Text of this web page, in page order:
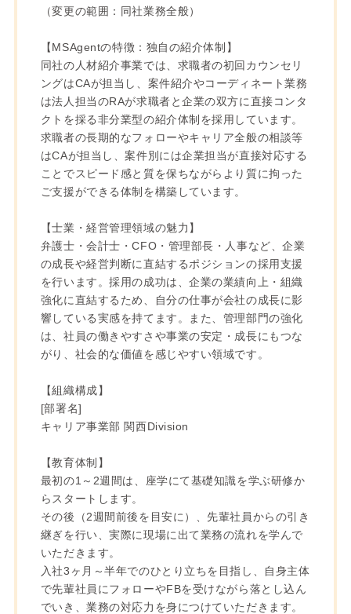
（変更の範囲：同社業務全般）
【MSAgentの特徴：独自の紹介体制】
同社の人材紹介事業では、求職者の初回カウンセリ
ングはCAが担当し、案件紹介やコーディネート業務
は法人担当のRAが求職者と企業の双方に直接コンタ
クトを採る非分業型の紹介体制を採用しています。
求職者の長期的なフォローやキャリア全般の相談等
はCAが担当し、案件別には企業担当が直接対応する
ことでスピード感と質を保ちながらより質に拘った
ご支援ができる体制を構築しています。
【士業・経営管理領域の魅力】
弁護士・会計士・CFO・管理部長・人事など、企業
の成長や経営判断に直結するポジションの採用支援
を行います。採用の成功は、企業の業績向上・組織
強化に直結するため、自分の仕事が会社の成長に影
響している実感を持てます。また、管理部門の強化
は、社員の働きやすさや事業の安定・成長にもつな
がり、社会的な価値を感じやすい領域です。
【組織構成】
[部署名]
キャリア事業部 関西Division
【教育体制】
最初の1～2週間は、座学にて基礎知識を学ぶ研修か
らスタートします。
その後（2週間前後を目安に）、先輩社員からの引き
継ぎを行い、実際に現場に出て業務の流れを学んで
いただきます。
入社3ヶ月～半年でのひとり立ちを目指し、自身主体
で先輩社員にフォローやFBを受けながら落とし込ん
でいき、業務の対応力を身につけていただきます。